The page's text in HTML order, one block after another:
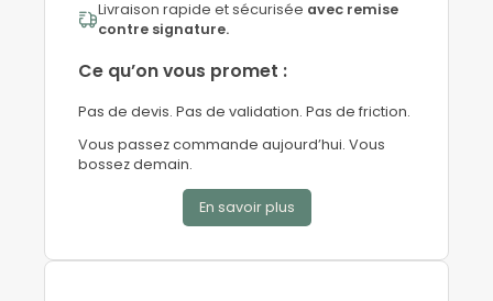
Livraison rapide et sécurisée avec remise
contre signature.
Ce qu’on vous promet :
Pas de devis. Pas de validation. Pas de friction.
Vous passez commande aujourd’hui. Vous
bossez demain.
En savoir plus